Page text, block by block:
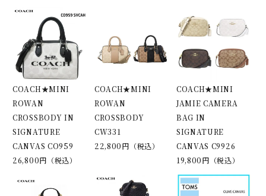
COACH★MINI
ROWAN
CROSSBODY IN
SIGNATURE
CANVAS CO959
26,800円（税込）
COACH★MINI
ROWAN
CROSSBODY
CW331
22,800円（税込）
COACH★MINI
JAMIE CAMERA
BAG IN
SIGNATURE
CANVAS C9926
19,800円（税込）